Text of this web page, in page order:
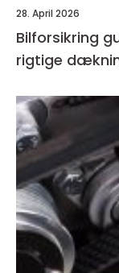
28. April 2026
Bilforsikring
rigtige